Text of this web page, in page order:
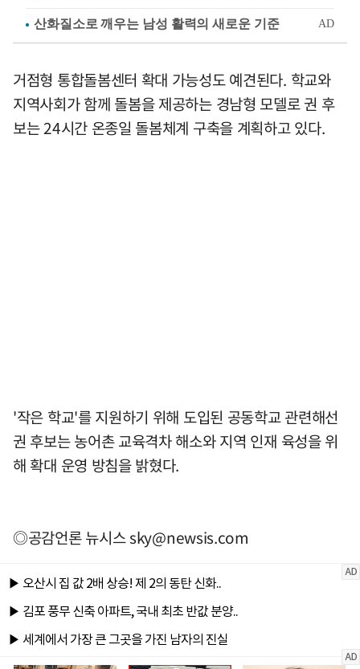
거점형 통합돌봄센터 확대 가능성도 예견된다. 학교와
지역사회가 함께 돌봄을 제공하는 경남형 모델로 권 후
보는 24시간 온종일 돌봄체계 구축을 계획하고 있다.
'작은 학교'를 지원하기 위해 도입된 공동학교 관련해선
권 후보는 농어촌 교육격차 해소와 지역 인재 육성을 위
해 확대 운영 방침을 밝혔다.
◎공감언론 뉴시스sky@newsis.com